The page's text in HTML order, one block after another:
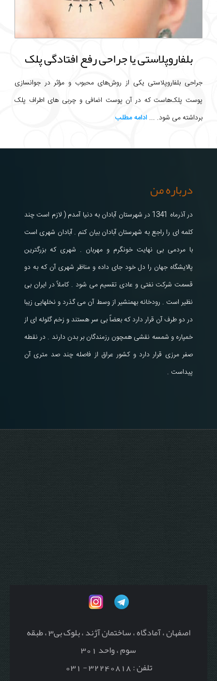
بلفاروپلاستی یا جراحی رفع افتادگی پلک
جراحی بلفاروپلاستی یکی از روش‌های محبوب و مؤثر در جوانسازی
پوست پلک‌هاست که در آن پوست اضافی و چربی های اطراف پلک
برداشته می شود. ... ادامه مطلب
درباره من
در آذرماه 1341 در شهرستان آبادان به دنیا آمدم ( لازم است چند
کلمه ای را راجع به شهرستان آبادان بیان کنم . آبادان شهری است
با مردمی بی نهایت خونگرم و مهربان . شهری که بزرگترین
پالایشگاه جهان را دل خود جای داده و مناظر شهری آن که به دو
قسمت شرکت نفتی و عادی تقسیم می شود . کاملاً در ایران بی
نظیر است . رودخانه بهمنشیر از وسط آن می گذرد و نخلهایی زیبا
در دو طرف آن قرار دارد که بعضاً بی سر هستند و زخم گلوله ای از
خمپاره و شمسه نقشی همچون رزمندگان بر بدن دارند . در نقطه
صفر مرزی قرار دارد و کشور عراق از فاصله چند صد متری آن
پیداست .
اصفهان ، آمادگاه ، ساختمان آژند ، بلوک بی3 ، طبقه
سوم ، واحد 301
تلفن : 32240818 - 031